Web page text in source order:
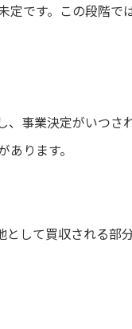
です。この段階で
事業決定がいつさ
ります。
して買収される部